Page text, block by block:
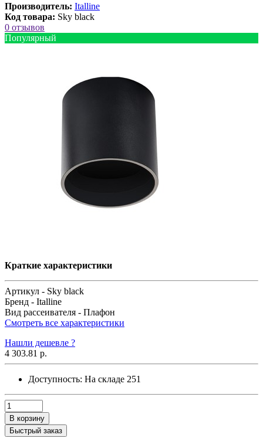
Производитель: Italline
Код товара: Sky black
0 отзывов
Популярный
Краткие характеристики
Артикул - Sky black
Бренд - Italline
Вид рассеивателя - Плафон
Смотреть все характеристики
Нашли дешевле ?
4 303.81 р.
Доступность: На складе 251
В корзину
Быстрый заказ